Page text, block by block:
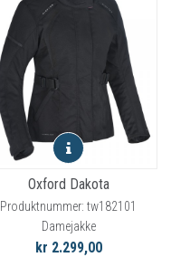
Oxford Dakota
Produktnummer: tw182101
Damejakke
kr 2.299,00